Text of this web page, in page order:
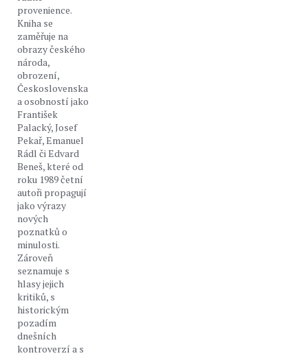
provenience.
Kniha se
zaměřuje na
obrazy českého
národa,
obrození,
Československa
a osobností jako
František
Palacký, Josef
Pekař, Emanuel
Rádl či Edvard
Beneš, které od
roku 1989 četní
autoři propagují
jako výrazy
nových
poznatků o
minulosti.
Zároveň
seznamuje s
hlasy jejich
kritiků, s
historickým
pozadím
dnešních
kontroverzí a s